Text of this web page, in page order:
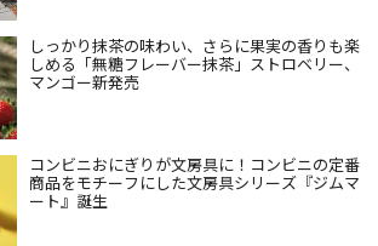
しっかり抹茶の味わい、さらに果実の香りも楽
しめる「無糖フレーバー抹茶」ストロベリー、
マンゴー新発売
コンビニおにぎりが文房具に！コンビニの定番
商品をモチーフにした文房具シリーズ『ジムマ
ート』誕生